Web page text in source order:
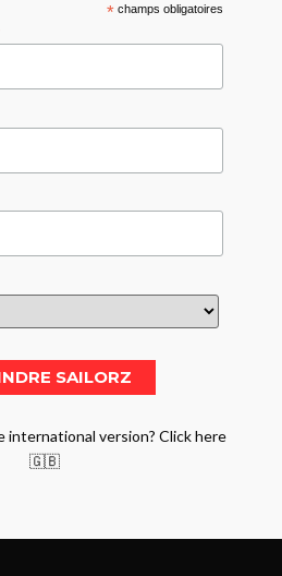
*champs obligatoires
version? Click here
🇬🇧